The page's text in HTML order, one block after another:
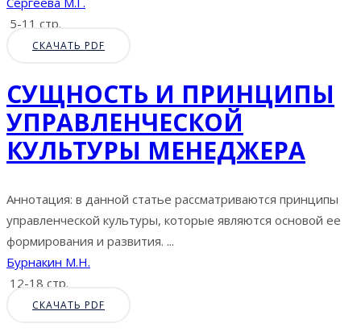
5-11 стр.
СКАЧАТЬ PDF
СУЩНОСТЬ И ПРИНЦИПЫ
УПРАВЛЕНЧЕСКОЙ
КУЛЬТУРЫ МЕНЕДЖЕРА
Аннотация: в данной статье рассматриваются принципы
управленческой культуры, которые являются основой ее
формирования и развития. ...
Бурнакин М.Н.
12-18 стр.
СКАЧАТЬ PDF